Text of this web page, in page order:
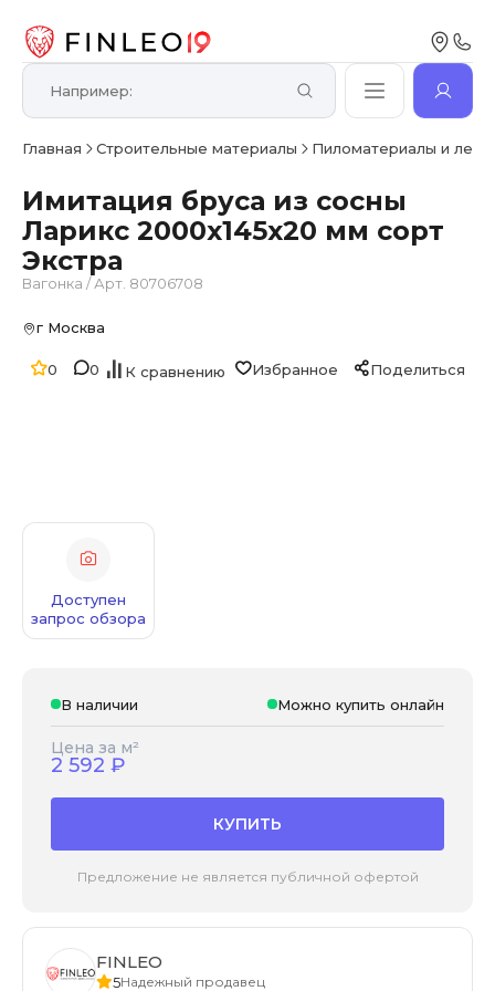
Главная Строительные материалы Пиломатериалы и
Имитация бруса из сосны
Ларикс 2000х145х20 мм сорт
Экстра
Вагонка /Арт. 80706708
0 0 К сравнению Избранное Поделиться
г Москва
Доступен
запрос обзора
В наличии Можно купить онлайн
Цена за м²
2 592 ₽
КУПИТЬ
Предложение не является публичной офертой
FINLEO
5Надежный продавец